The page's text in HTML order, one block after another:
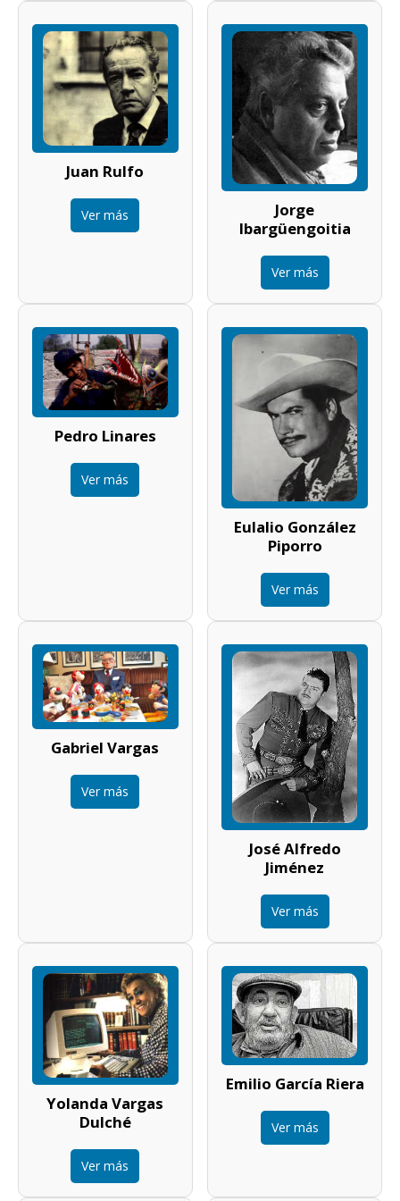
Juan Rulfo
Ver más
Jorge
Ibargüengoitia
Ver más
Pedro Linares
Ver más
Eulalio González
Piporro
Ver más
Gabriel Vargas
Ver más
José Alfredo
Jiménez
Ver más
Yolanda Vargas
Dulché
Ver más
Emilio García Riera
Ver más